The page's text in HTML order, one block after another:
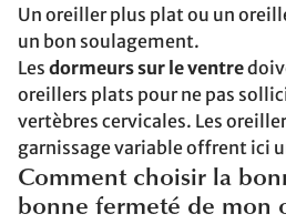
Un oreiller plus plat ou un
un bon soulagement.
Les dormeurs sur le ventre
oreillers plats pour ne pas
vertèbres cervicales. Les
garnissage variable offrent ici
Comment choisir la
bonne fermeté de mon